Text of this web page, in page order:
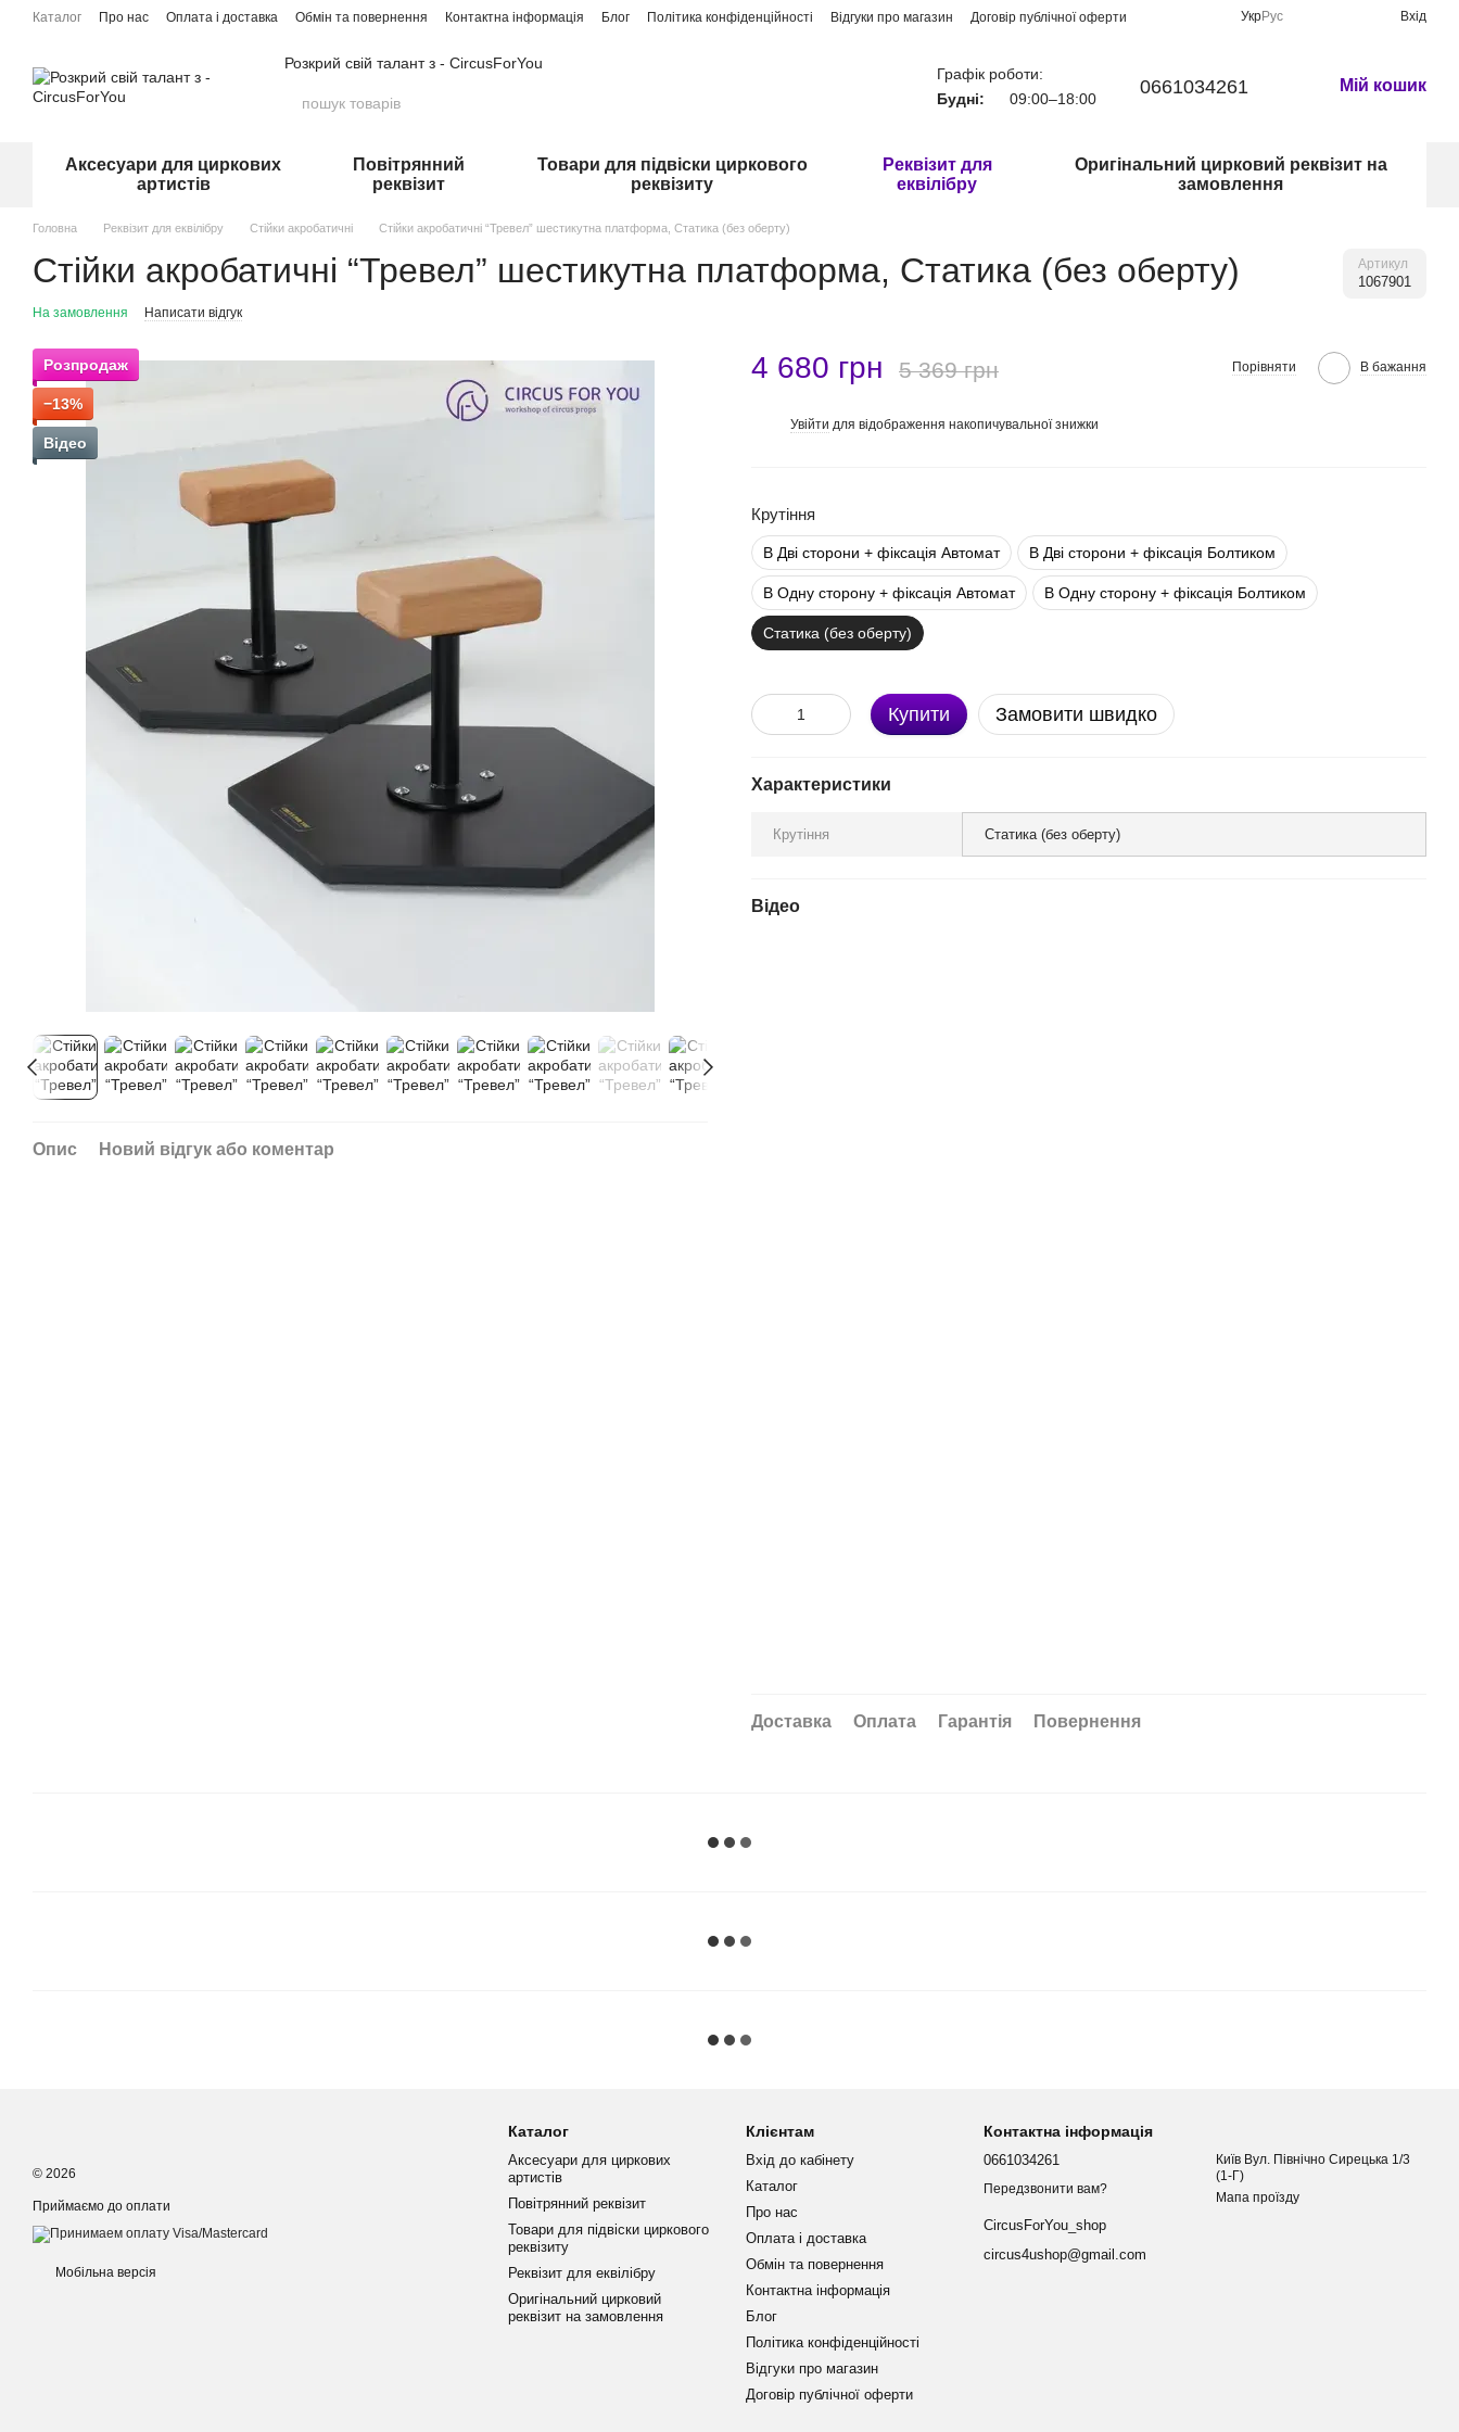
Перейти до основного контенту
Каталог Про нас Оплата і доставка Обмін та повернення Контактна інформація Блог Політика конфіденційності Відгуки про магазин Договір публічної оферти УкрРус Вхід
Розкрий свій талант з - CircusForYou
Графік роботи:
Будні:
09:00–18:00
0661034261 Мій кошик
Аксесуари для циркових
артистів
Повітрянний
реквізит
Товари для підвіски циркового
реквізиту
Реквізит для
еквілібру
Оригінальний цирковий реквізит на
замовлення
Головна Реквізит для еквілібру Стійки акробатичні Стійки акробатичні “Тревел” шестикутна платформа, Статика (без оберту)
Стійки акробатичні “Тревел” шестикутна платформа, Статика (без оберту) Артикул
1067901
На замовлення Написати відгук
Розпродаж
−13%
Відео
Опис Новий відгук або коментар
4 680 грн 5 369 грн Порівняти В бажання
Увійти для відображення накопичувальної знижки
Крутіння
В Дві сторони + фіксація Автомат В Дві сторони + фіксація Болтиком
В Одну сторону + фіксація Автомат В Одну сторону + фіксація Болтиком
Статика (без оберту)
Купити Замовити швидко
Характеристики
Крутіння Статика (без оберту)
Відео
Доставка Оплата Гарантія Повернення
© 2026
Приймаємо до оплати
Мобільна версія
Каталог
Аксесуари для циркових
артистів
Повітрянний реквізит
Товари для підвіски циркового
реквізиту
Реквізит для еквілібру
Оригінальний цирковий
реквізит на замовлення
Клієнтам
Вхід до кабінету
Каталог
Про нас
Оплата і доставка
Обмін та повернення
Контактна інформація
Блог
Політика конфіденційності
Відгуки про магазин
Договір публічної оферти
Контактна інформація
0661034261
Передзвонити вам?
CircusForYou_shop
circus4ushop@gmail.com
Київ Вул. Північно Сирецька 1/3
(1-Г)
Мапа проїзду